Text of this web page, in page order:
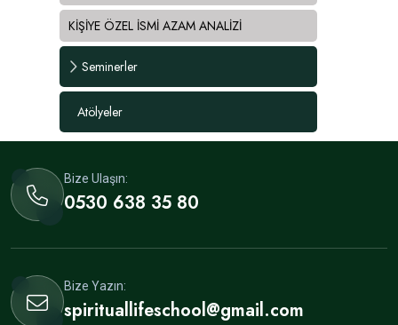
KİŞİYE ÖZEL İSMİ AZAM ANALİZİ
Seminerler
Atölyeler
Bize Ulaşın:
0530 638 35 80
Bize Yazın:
spirituallifeschool@gmail.com